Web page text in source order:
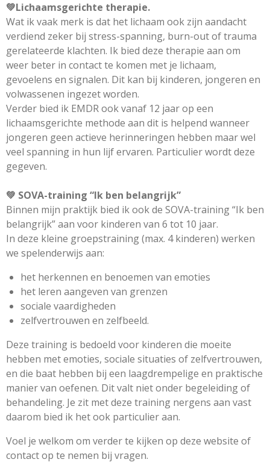
💚Lichaamsgerichte therapie.
Wat ik vaak merk is dat het lichaam ook zijn aandacht
verdiend zeker bij stress-spanning, burn-out of trauma
gerelateerde klachten. Ik bied deze therapie aan om
weer beter in contact te komen met je lichaam,
gevoelens en signalen. Dit kan bij kinderen, jongeren en
volwassenen ingezet worden.
Verder bied ik EMDR ook vanaf 12 jaar op een
lichaamsgerichte methode aan dit is helpend wanneer
jongeren geen actieve herinneringen hebben maar wel
veel spanning in hun lijf ervaren. Particulier wordt deze
gegeven.
💚 SOVA-training “Ik ben belangrijk”
Binnen mijn praktijk bied ik ook de SOVA-training “Ik ben
belangrijk” aan voor kinderen van 6 tot 10 jaar.
In deze kleine groepstraining (max. 4 kinderen) werken
we spelenderwijs aan:
het herkennen en benoemen van emoties
het leren aangeven van grenzen
sociale vaardigheden
zelfvertrouwen en zelfbeeld.
Deze training is bedoeld voor kinderen die moeite
hebben met emoties, sociale situaties of zelfvertrouwen,
en die baat hebben bij een laagdrempelige en praktische
manier van oefenen. Dit valt niet onder begeleiding of
behandeling. Je zit met deze training nergens aan vast
daarom bied ik het ook particulier aan.
Voel je welkom om verder te kijken op deze website of
contact op te nemen bij vragen.